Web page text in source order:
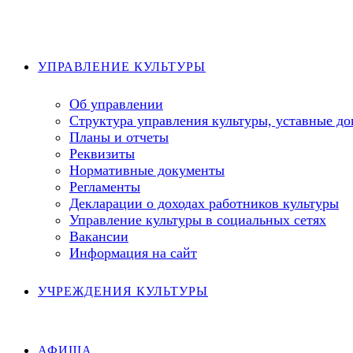
УПРАВЛЕНИЕ КУЛЬТУРЫ
Об управлении
Структура управления культуры, уставные
Планы и отчеты
Реквизиты
Нормативные документы
Регламенты
Декларации о доходах работников культуры
Управление культуры в социальных сетях
Вакансии
Информация на сайт
УЧРЕЖДЕНИЯ КУЛЬТУРЫ
АФИША